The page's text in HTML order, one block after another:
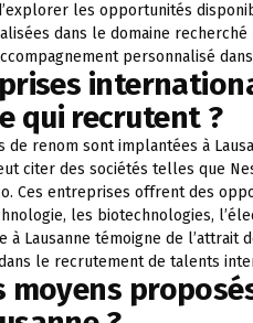
les opportunités
dans le domaine recherché
personnalisé
qui recrutent ?
renom sont implantées à
citer des sociétés telles que
Ces entreprises offrent des
les biotechnologies,
Lausanne témoigne de l’attrait
le recrutement de talents
moyens